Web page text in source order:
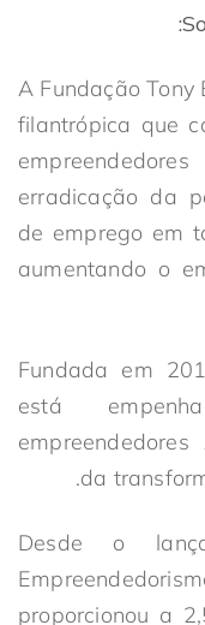
A Fundação
filantrópica que
erradicação da
de emprego em
aumentando o
Fundada em
está
da
Desde o
proporcionou a